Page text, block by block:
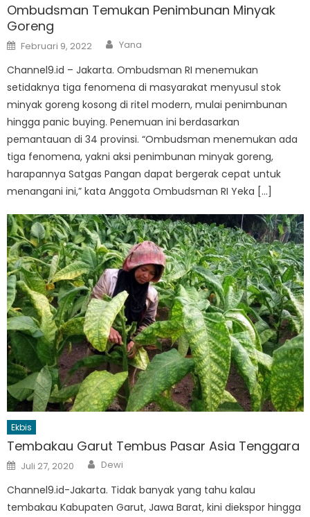
Ombudsman Temukan Penimbunan Minyak
Goreng
Posted
on
Februari 9, 2022 Author
Yana
Channel9.id – Jakarta. Ombudsman RI menemukan
setidaknya tiga fenomena di masyarakat menyusul stok
minyak goreng kosong di ritel modern, mulai penimbunan
hingga panic buying. Penemuan ini berdasarkan
pemantauan di 34 provinsi. “Ombudsman menemukan ada
tiga fenomena, yakni aksi penimbunan minyak goreng,
harapannya Satgas Pangan dapat bergerak cepat untuk
menangani ini,” kata Anggota Ombudsman RI Yeka […]
Ekbis
Tembakau Garut Tembus Pasar Asia Tenggara
Posted
on
Juli 27, 2020 Author
Dewi
Channel9.id-Jakarta. Tidak banyak yang tahu kalau
tembakau Kabupaten Garut, Jawa Barat, kini diekspor hingga